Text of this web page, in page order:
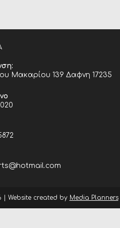
Μακαρίου 139 Δαφνη 17235
| Website created by Media Planners